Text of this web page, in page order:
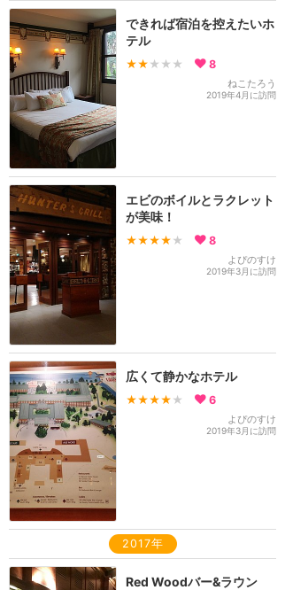
できれば宿泊を控えたいホ
テル
★★ ★★★ 8
ねこたろう
2019年4月に訪問
エビのボイルとラクレット
が美味！
★★★★ ★ 8
よぴのすけ
2019年3月に訪問
広くて静かなホテル
★★★★ ★ 6
よぴのすけ
2019年3月に訪問
2017年
Red Woodバー&ラウン